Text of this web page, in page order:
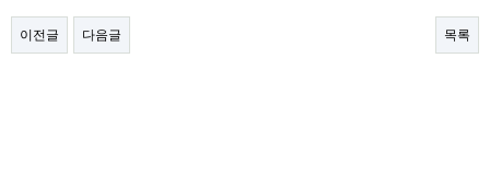
이전글 다음글 목록